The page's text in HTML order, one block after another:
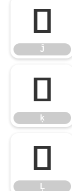
Ĵ
Ĵ
ķ
ķ
Ļ
Ļ